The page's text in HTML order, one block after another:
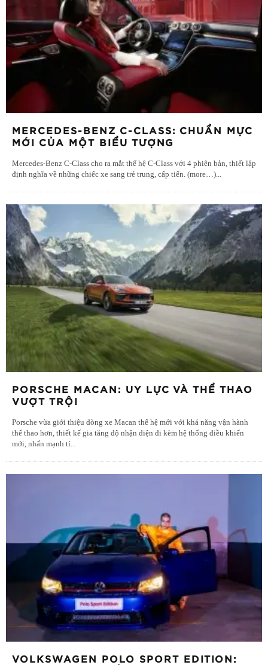
MERCEDES-BENZ C-CLASS: CHUẨN MỰC
MỚI CỦA MỘT BIỂU TƯỢNG
Mercedes-Benz C-Class cho ra mắt thế hệ C-Class với 4 phiên bản, thiết lập
định nghĩa về những chiếc xe sang trẻ trung, cấp tiến. (more…)...
PORSCHE MACAN: UY LỰC VÀ THỂ THAO
VƯỢT TRỘI
Porsche vừa giới thiệu dòng xe Macan thế hệ mới với khả năng vận hành
thể thao hơn, thiết kế gia tăng độ nhận diện đi kèm hệ thống điều khiển
mới, nhấn mạnh tí...
VOLKSWAGEN POLO SPORT EDITION: